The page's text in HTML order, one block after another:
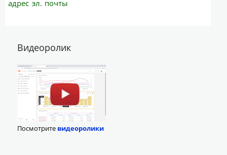
адрес эл. почты
Видеоролик
Посмотрите видеоролики